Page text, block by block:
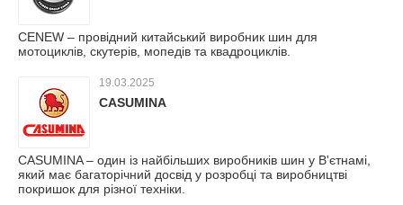
CENEW – провiдний китайський виробник шин для
мотоциклів, скутерів, мопедів та квадроциклів.
19.03.2025
CASUMINA
CASUMINA – один із найбільших виробників шин у В'єтнамі,
який має багаторічний досвід у розробці та виробництві
покришок для різної техніки.